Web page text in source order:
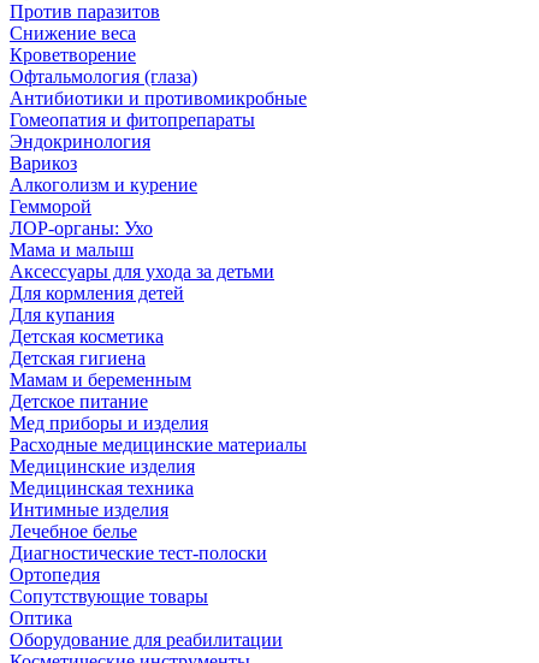
Против паразитов
Снижение веса
Кроветворение
Офтальмология (глаза)
Антибиотики и противомикробные
Гомеопатия и фитопрепараты
Эндокринология
Варикоз
Алкоголизм и курение
Гемморой
ЛОР-органы: Ухо
Мама и малыш
Аксессуары для ухода за детьми
Для кормления детей
Для купания
Детская косметика
Детская гигиена
Мамам и беременным
Детское питание
Мед приборы и изделия
Расходные медицинские материалы
Медицинские изделия
Медицинская техника
Интимные изделия
Лечебное белье
Диагностические тест-полоски
Ортопедия
Сопутствующие товары
Оптика
Оборудование для реабилитации